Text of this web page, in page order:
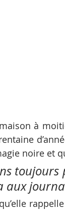
à
noire et
toujours
aux